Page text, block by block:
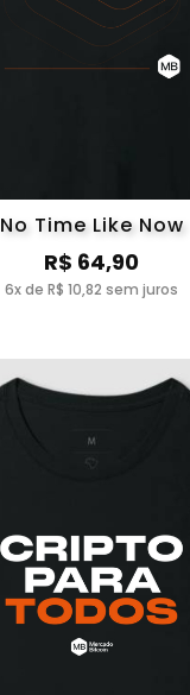
No Time Like Now
R$ 64,90
6x de R$ 10,82 sem juros